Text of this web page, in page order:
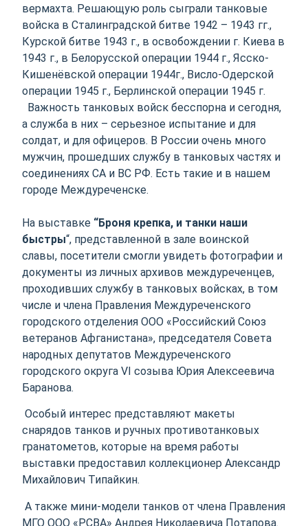
вермахта. Решающую роль сыграли танковые
войска в Сталинградской битве 1942 – 1943 гг.,
Курской битве 1943 г., в освобождении г. Киева в
1943 г., в Белорусской операции 1944 г., Ясско-
Кишенёвской операции 1944г., Висло-Одерской
операции 1945 г., Берлинской операции 1945 г.
Важность танковых войск бесспорна и сегодня,
а служба в них – серьезное испытание и для
солдат, и для офицеров. В России очень много
мужчин, прошедших службу в танковых частях и
соединениях СА и ВС РФ. Есть такие и в нашем
городе Междуреченске.
На выставке “Броня крепка, и танки наши
быстры“, представленной в зале воинской
славы, посетители смогли увидеть фотографии и
документы из личных архивов междуреченцев,
проходивших службу в танковых войсках, в том
числе и члена Правления Междуреченского
городского отделения ООО «Российский Союз
ветеранов Афганистана», председателя Совета
народных депутатов Междуреченского
городского округа VI созыва Юрия Алексеевича
Баранова.
Особый интерес представляют макеты
снарядов танков и ручных противотанковых
гранатометов, которые на время работы
выставки предоставил коллекционер Александр
Михайлович Типайкин.
А также мини-модели танков от члена Правления
МГО ООО «РСВА» Андрея Николаевича Потапова.